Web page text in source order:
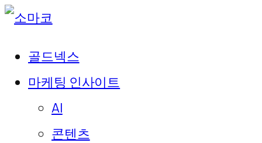
골드넥스
마케팅 인사이트
AI
콘텐츠